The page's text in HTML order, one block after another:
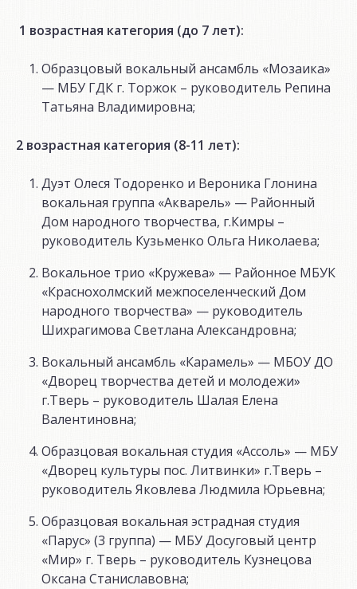
1 возрастная категория (до 7 лет):
Образцовый вокальный ансамбль «Мозаика»
— МБУ ГДК г. Торжок – руководитель Репина
Татьяна Владимировна;
2 возрастная категория (8-11 лет):
Дуэт Олеся Тодоренко и Вероника Глонина
вокальная группа «Акварель» — Районный
Дом народного творчества, г.Кимры –
руководитель Кузьменко Ольга Николаева;
Вокальное трио «Кружева» — Районное МБУК
«Краснохолмский межпоселенческий Дом
народного творчества» — руководитель
Шихрагимова Светлана Александровна;
Вокальный ансамбль «Карамель» — МБОУ ДО
«Дворец творчества детей и молодежи»
г.Тверь – руководитель Шалая Елена
Валентиновна;
Образцовая вокальная студия «Ассоль» — МБУ
«Дворец культуры пос. Литвинки» г.Тверь –
руководитель Яковлева Людмила Юрьевна;
Образцовая вокальная эстрадная студия
«Парус» (3 группа) — МБУ Досуговый центр
«Мир» г. Тверь – руководитель Кузнецова
Оксана Станиславовна;